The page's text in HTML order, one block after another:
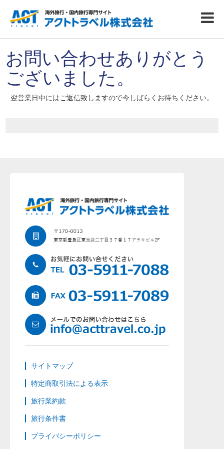
お問い合わせありがとう
ございました。
翌営業日中にはご返信致しますので今しばらくお待ちください。
サイトマップ
特定商取引法による表示
旅行業約款
旅行条件書
プライバシーポリシー